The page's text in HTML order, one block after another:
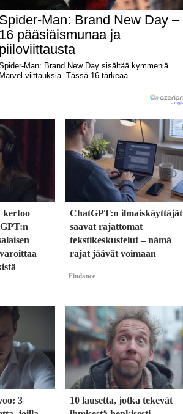
kertoo
ChatGPT:n ilmaiskäyttäjät
saavat rajattomat
tekstikeskustelut – nämä
rajat jäävät voimaan
Findance
3
10 lausetta, jotka tekevät